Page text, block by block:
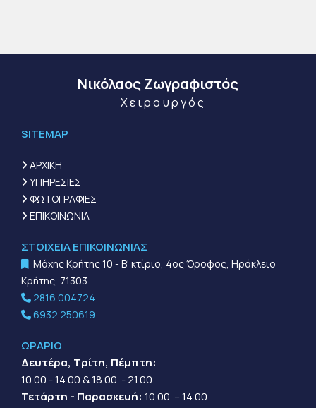
Νικόλαος Ζωγραφιστός
Χειρουργός
SITEMAP
 ΑΡΧΙΚΗ
 ΥΠΗΡΕΣΙΕΣ
 ΦΩΤΟΓΡΑΦΙΕΣ
 ΕΠΙΚΟΙΝΩΝΙΑ
ΣΤΟΙΧΕΙΑ ΕΠΙΚΟΙΝΩΝΙΑΣ
Μάχης Κρήτης 10 - Β' κτίριο, 4ος Όροφος, Ηράκλειο
Κρήτης, 71303
 2816 004724
 6932 250619
ΩΡΑΡΙΟ
Δευτέρα, Τρίτη, Πέμπτη:
10.00 - 14.00 & 18.00 - 21.00
Τετάρτη - Παρασκευή: 10.00 – 14.00